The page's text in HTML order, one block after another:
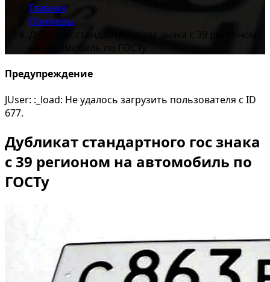
Главная
Примеры
Дубликат стандартного гос знака с 39 регионом
на автомобиль по ГОСТу
Предупреждение
JUser: :_load: Не удалось загрузить пользователя с ID
677.
Дубликат стандартного гос знака
с 39 регионом на автомобиль по
ГОСТу